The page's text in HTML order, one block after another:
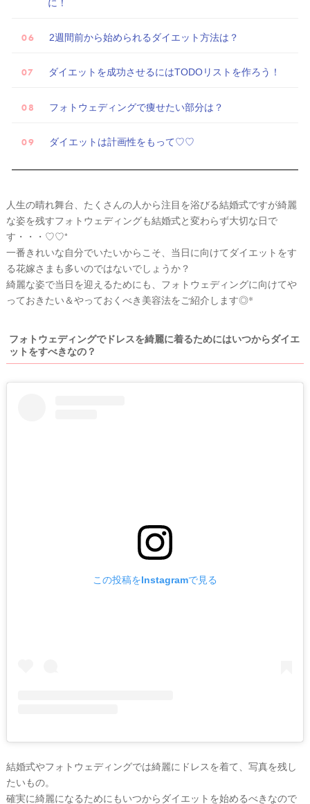
に！
2週間前から始められるダイエット方法は？
ダイエットを成功させるにはTODOリストを作ろう！
フォトウェディングで痩せたい部分は？
ダイエットは計画性をもって♡♡
人生の晴れ舞台、たくさんの人から注目を浴びる結婚式ですが綺麗
な姿を残すフォトウェディングも結婚式と変わらず大切な日で
す・・・♡♡⁺
一番きれいな自分でいたいからこそ、当日に向けてダイエットをす
る花嫁さまも多いのではないでしょうか？
綺麗な姿で当日を迎えるためにも、フォトウェディングに向けてや
っておきたい＆やっておくべき美容法をご紹介します◎*
フォトウェディングでドレスを綺麗に着るためにはいつからダイエ
ットをすべきなの？
この投稿をInstagramで見る
結婚式やフォトウェディングでは綺麗にドレスを着て、写真を残し
たいもの。
確実に綺麗になるためにもいつからダイエットを始めるべきなので
着
レ
ォ
ト